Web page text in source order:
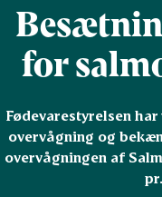
for
Fødevarestyrelsen
overvågning og
overvågningen af